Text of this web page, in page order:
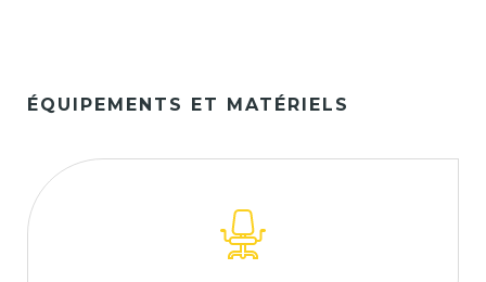
ÉQUIPEMENTS ET MATÉRIELS